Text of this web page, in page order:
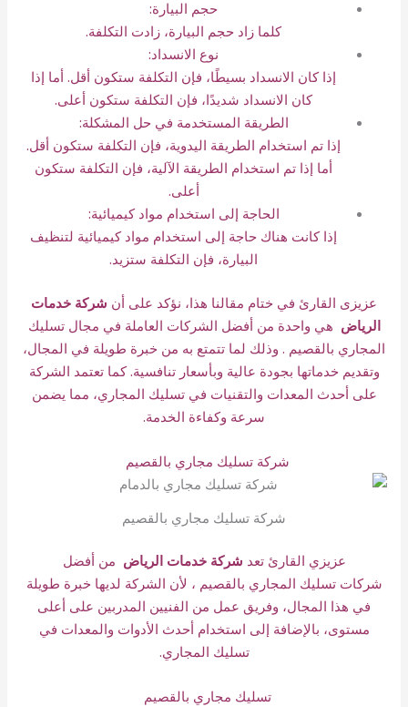
حجم البيارة:
كلما زاد حجم البيارة، زادت التكلفة.
نوع الانسداد:
إذا كان الانسداد بسيطًا، فإن التكلفة ستكون أقل. أما إذا
كان الانسداد شديدًا، فإن التكلفة ستكون أعلى.
الطريقة المستخدمة في حل المشكلة:
إذا تم استخدام الطريقة اليدوية، فإن التكلفة ستكون أقل.
أما إذا تم استخدام الطريقة الآلية، فإن التكلفة ستكون
أعلى.
الحاجة إلى استخدام مواد كيميائية:
إذا كانت هناك حاجة إلى استخدام مواد كيميائية لتنظيف
البيارة، فإن التكلفة ستزيد.
عزيزى القارئ في ختام مقالنا هذا، نؤكد على أن شركة خدمات
الرياض هي واحدة من أفضل الشركات العاملة في مجال تسليك
المجاري بالقصيم . وذلك لما تتمتع به من خبرة طويلة في المجال،
وتقديم خدماتها بجودة عالية وبأسعار تنافسية. كما تعتمد الشركة
على أحدث المعدات والتقنيات في تسليك المجاري، مما يضمن
سرعة وكفاءة الخدمة.
شركة تسليك مجاري بالقصيم
شركة تسليك مجاري بالقصيم
عزيزي القارئ تعد شركة خدمات الرياض من أفضل
شركاتتسليك المجاري بالقصيم ، لأن الشركة لديها خبرة طويلة
في هذا المجال، وفريق عمل من الفنيين المدربين على أعلى
مستوى، بالإضافة إلى استخدام أحدث الأدوات والمعدات في
تسليك المجاري.
تسليك مجاري بالقصيم